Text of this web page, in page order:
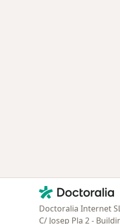
Contacto
Doctoralia - Página de inicio
Doctoralia Internet
C/ Josep Pla 2 -